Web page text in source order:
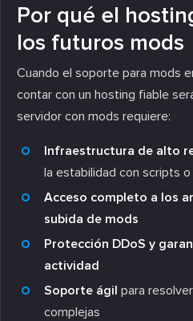
Por qué el
los futuros mods
Cuando el soporte para mods
contar con un hosting fiable
servidor con mods requiere:
Infraestructura de alto
la estabilidad con scripts
Acceso completo a los
subida de mods
Protección DDoS y
actividad
Soporte ágil para
complejas